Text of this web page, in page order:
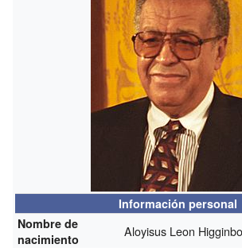
Información personal
Nombre de
nacimiento
Aloyisus Leon